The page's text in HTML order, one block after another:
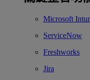
Microsoft
ServiceNow
Freshworks
Jira